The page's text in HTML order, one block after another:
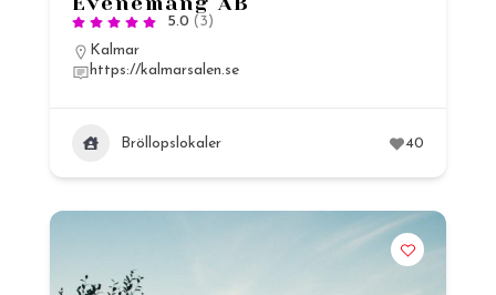
5.0 (3)
Kalmar
https://kalmarsalen.se
Bröllopslokaler 40